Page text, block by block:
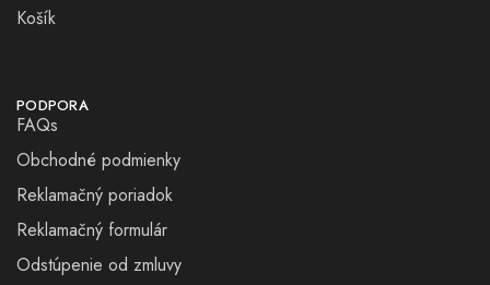
Košík
PODPORA
FAQs
Obchodné podmienky
Reklamačný poriadok
Reklamačný formulár
Odstúpenie od zmluvy